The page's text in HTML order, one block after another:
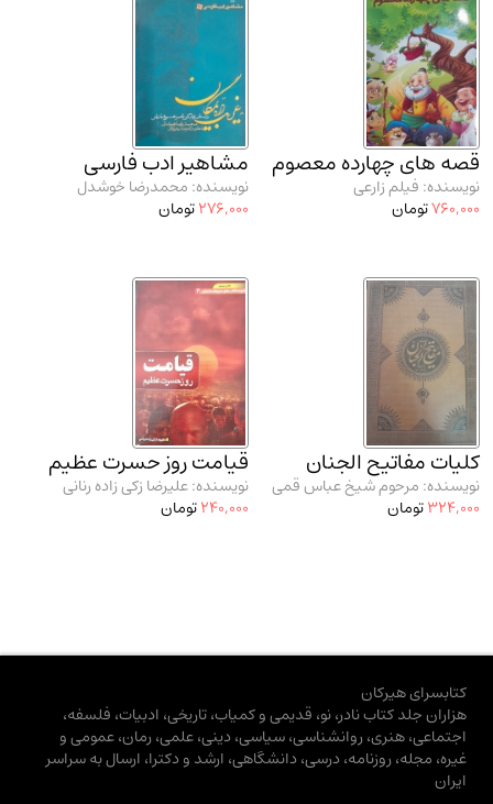
قصه های چهارده معصوم
نویسنده: فیلم زارعی
760,000تومان
مشاهیر ادب فارسی
نویسنده: محمدرضا خوشدل
276,000تومان
کلیات مفاتیح الجنان
نویسنده: مرحوم شیخ عباس قمی
324,000تومان
قیامت روز حسرت عظیم
نویسنده: علیرضا زکی زاده رنانی
240,000تومان
کتابسرای هیرکان
هزاران جلد کتاب نادر، نو، قدیمی و کمیاب، تاریخی، ادبیات، فلسفه،
اجتماعی، هنری، روانشناسی، سیاسی، دینی، علمی، رمان، عمومی و
غیره، مجله، روزنامه، درسی، دانشگاهی، ارشد و دکترا، ارسال به سراسر
ایران